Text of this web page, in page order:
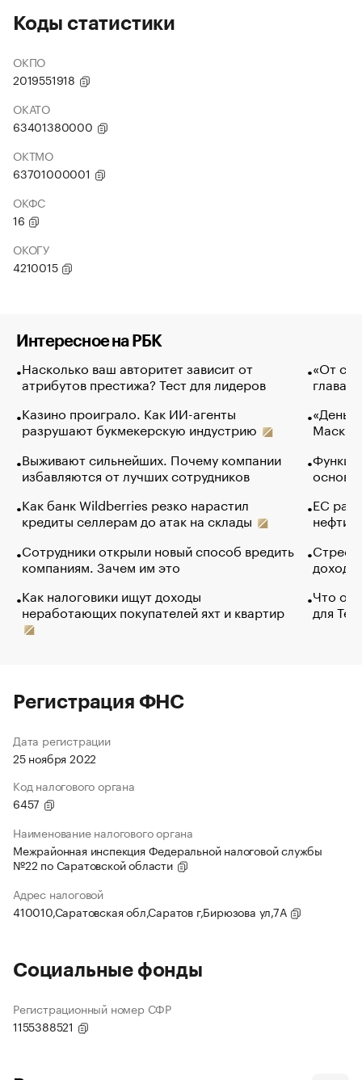
Коды статистики
ОКПО
2019551918
ОКАТО
63401380000
ОКТМО
63701000001
ОКФС
16
ОКОГУ
4210015
Интересное на РБК
Насколько ваш авторитет зависит от
атрибутов престижа? Тест для лидеров
Казино проиграло. Как ИИ-агенты
разрушают букмекерскую индустрию
Выживают сильнейших. Почему компании
избавляются от лучших сотрудников
Как банк Wildberries резко нарастил
кредиты селлерам до атак на склады
Сотрудники открыли новый способ вредить
компаниям. Зачем им это
Как налоговики ищут доходы
неработающих покупателей яхт и квартир
«От
глава
Маск в
основ
ЕС
нефти
Что
для
Регистрация ФНС
Дата регистрации
25 ноября 2022
Код налогового органа
6457
Наименование налогового органа
Межрайонная инспекция Федеральной налоговой службы
№22 по Саратовской области
Адрес налоговой
410010,Саратовская обл,Саратов г,Бирюзова ул,7А
Социальные фонды
Регистрационный номер СФР
1155388521